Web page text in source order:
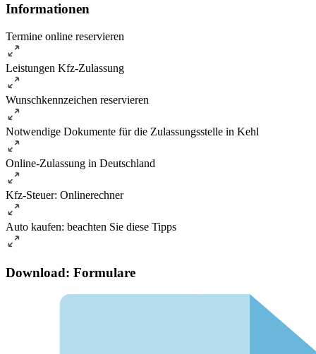
Informationen
Termine online reservieren
Leistungen Kfz-Zulassung
Wunschkennzeichen reservieren
Notwendige Dokumente für die Zulassungsstelle in Kehl
Online-Zulassung in Deutschland
Kfz-Steuer: Onlinerechner
Auto kaufen: beachten Sie diese Tipps
Download: Formulare